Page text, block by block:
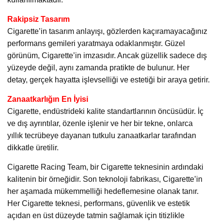
Rakipsiz Tasarım
Cigarette’in tasarım anlayışı, gözlerden kaçıramayacağınız
performans gemileri yaratmaya odaklanmıştır. Güzel
görünüm, Cigarette’in imzasıdır. Ancak güzellik sadece dış
yüzeyde değil, aynı zamanda pratikte de bulunur. Her
detay, gerçek hayatta işlevselliği ve estetiği bir araya getirir.
Zanaatkarlığın En İyisi
Cigarette, endüstrideki kalite standartlarının öncüsüdür. İç
ve dış ayrıntılar, özenle işlenir ve her bir tekne, onlarca
yıllık tecrübeye dayanan tutkulu zanaatkarlar tarafından
dikkatle üretilir.
Cigarette Racing Team, bir Cigarette teknesinin ardındaki
kalitenin bir örneğidir. Son teknoloji fabrikası, Cigarette’in
her aşamada mükemmelliği hedeflemesine olanak tanır.
Her Cigarette teknesi, performans, güvenlik ve estetik
açıdan en üst düzeyde tatmin sağlamak için titizlikle